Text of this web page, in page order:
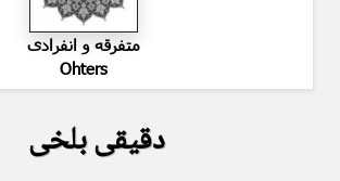
متفرقه و انفرادی
Ohters
دقیقی بلخی